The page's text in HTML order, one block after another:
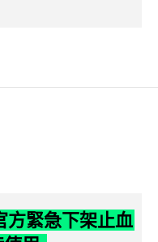
方緊急下架止血